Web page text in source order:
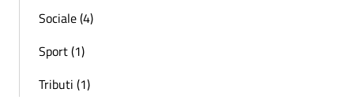
Sociale (4)
Sport (1)
Tributi (1)